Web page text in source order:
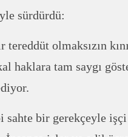
sürdürdü:
olmaksızın
haklara tam saygı
sahte bir gerekçeyle